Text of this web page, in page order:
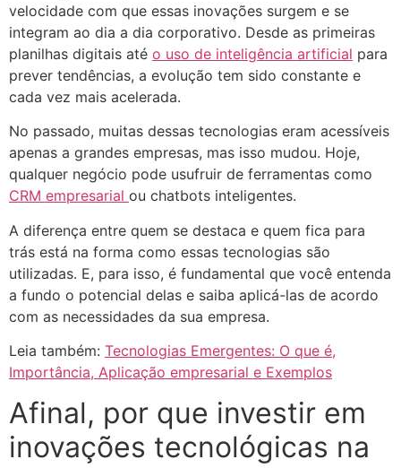
velocidade com que essas inovações surgem e se
integram ao dia a dia corporativo. Desde as primeiras
planilhas digitais até o uso de inteligência artificial para
prever tendências, a evolução tem sido constante e
cada vez mais acelerada.
No passado, muitas dessas tecnologias eram acessíveis
apenas a grandes empresas, mas isso mudou. Hoje,
qualquer negócio pode usufruir de ferramentas como
CRM empresarial ou chatbots inteligentes.
A diferença entre quem se destaca e quem fica para
trás está na forma como essas tecnologias são
utilizadas. E, para isso, é fundamental que você entenda
a fundo o potencial delas e saiba aplicá-las de acordo
com as necessidades da sua empresa.
Leia também: Tecnologias Emergentes: O que é,
Importância, Aplicação empresarial e Exemplos
Afinal, por que investir em
inovações tecnológicas na